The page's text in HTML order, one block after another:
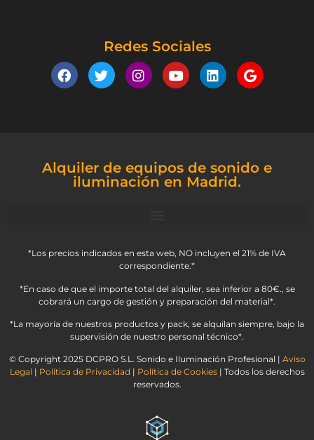
Redes Sociales
Alquiler de equipos de sonido e
iluminación en Madrid.
*Los precios indicados en esta web, NO incluyen el 21% de IVA
correspondiente.*
*En caso de que el importe total del alquiler, sea inferior a 80€., se
cobrará un cargo de gestión y preparación del material*.
*La mayoría de nuestros productos y pack, se alquilan siempre, bajo la
supervisión de nuestro personal técnico*.
© Copyright 2025 DCPRO S.L. Sonido e Iluminación Profesional | Aviso
Legal | Política de Privacidad | Política de Cookies| Todos los derechos
reservados.